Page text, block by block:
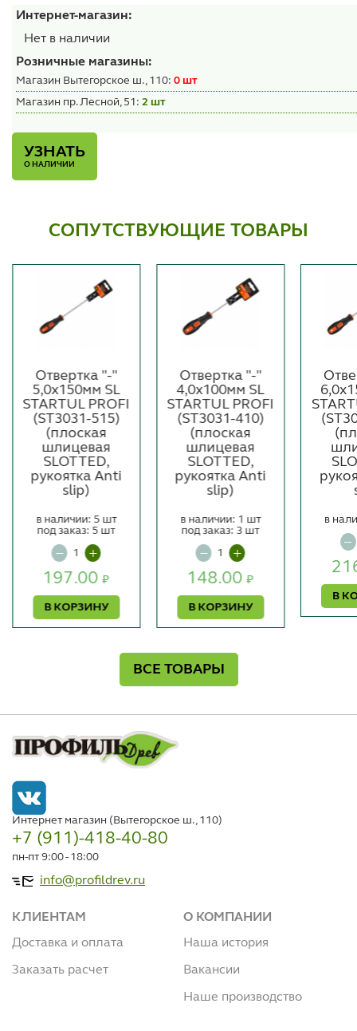
Интернет-магазин:
Нет в наличии
Розничные магазины:
Магазин Вытегорское ш., 110: 0 шт
Магазин пр. Лесной, 51: 2 шт
УЗНАТЬ
О НАЛИЧИИ
СОПУТСТВУЮЩИЕ ТОВАРЫ
Отвертка "-"
5,0x150мм SL
STARTUL PROFI
(ST3031-515)
(плоская
шлицевая
SLOTTED,
рукоятка Anti
slip)
197.00₽
В КОРЗИНУ
в наличии: 5 шт
под заказ: 5 шт
Отвертка "-"
4,0x100мм SL
STARTUL PROFI
(ST3031-410)
(плоская
шлицевая
SLOTTED,
рукоятка Anti
slip)
148.00₽
В КОРЗИНУ
в наличии: 1 шт
под заказ: 3 шт
В
в
ВСЕ ТОВАРЫ
Интернет магазин (Вытегорское ш., 110)
+7 (911)-418-40-80
пн-пт 9:00 - 18:00
info@profildrev.ru
КЛИЕНТАМ
Доставка и оплата
Заказать расчет
О КОМПАНИИ
Наша история
Вакансии
Наше производство